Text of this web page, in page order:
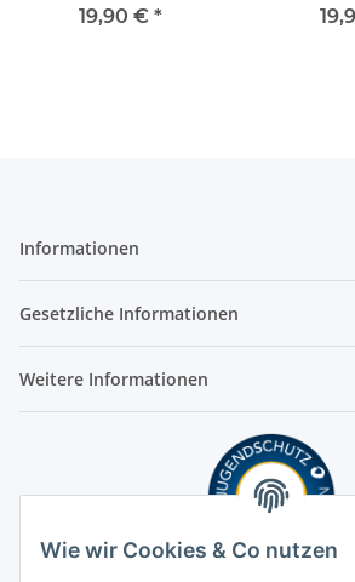
19,90 € *
Informationen
Gesetzliche Informationen
Weitere Informationen
Wie wir Cookies & Co nutzen